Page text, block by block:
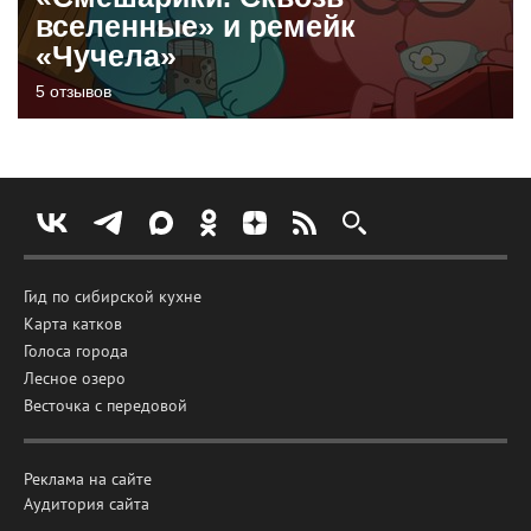
вселенные» и ремейк
«Чучела»
5 отзывов
Гид по сибирской кухне
Карта катков
Голоса города
Лесное озеро
Весточка с передовой
Реклама на сайте
Аудитория сайта